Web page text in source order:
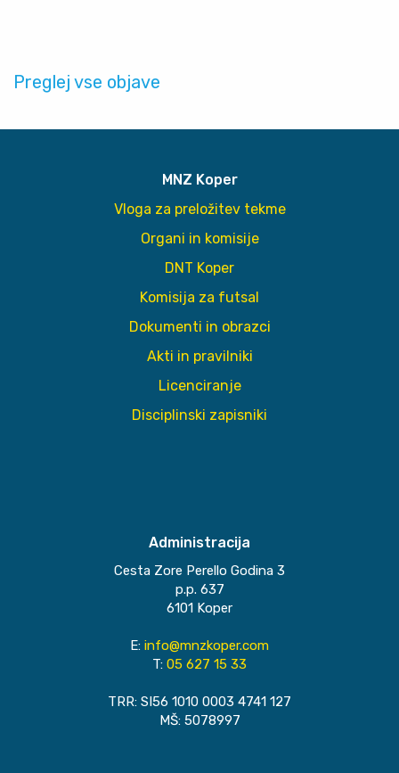
Preglej vse objave
MNZ Koper
Vloga za preložitev tekme
Organi in komisije
DNT Koper
Komisija za futsal
Dokumenti in obrazci
Akti in pravilniki
Licenciranje
Disciplinski zapisniki
Administracija
Cesta Zore Perello Godina 3
p.p. 637
6101 Koper
E: info@mnzkoper.com
T: 05 627 15 33
TRR: SI56 1010 0003 4741 127
MŠ: 5078997